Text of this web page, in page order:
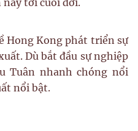
này tới cuối đời.
Hong Kong phát triển sự
Dù bắt đầu sự nghiệp
Tuân nhanh chóng nổi
nổi bật.